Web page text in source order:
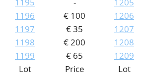
1196
€ 100
1197
€ 35
1198
€ 200
1199
€ 65
1206
1207
1208
1209
Lot
Price
Lot